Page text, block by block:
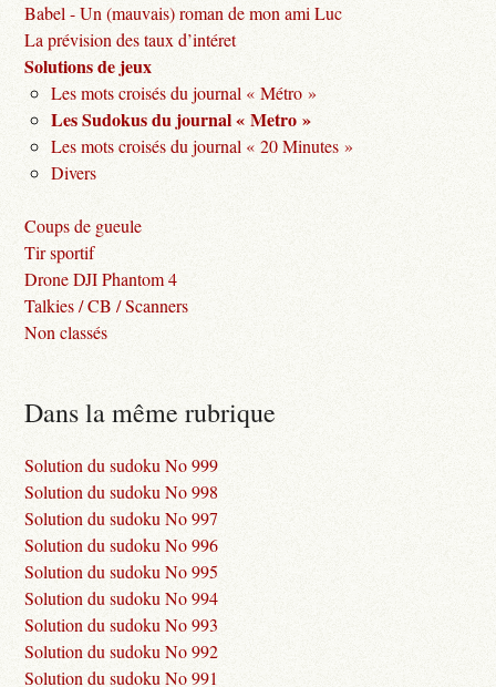
Babel - Un (mauvais) roman de mon ami Luc
La prévision des taux d’intéret
Solutions de jeux
Les mots croisés du journal « Métro »
Les Sudokus du journal « Metro »
Les mots croisés du journal « 20 Minutes »
Divers
Coups de gueule
Tir sportif
Drone DJI Phantom 4
Talkies / CB / Scanners
Non classés
Dans la même rubrique
Solution du sudoku No 999
Solution du sudoku No 998
Solution du sudoku No 997
Solution du sudoku No 996
Solution du sudoku No 995
Solution du sudoku No 994
Solution du sudoku No 993
Solution du sudoku No 992
Solution du sudoku No 991